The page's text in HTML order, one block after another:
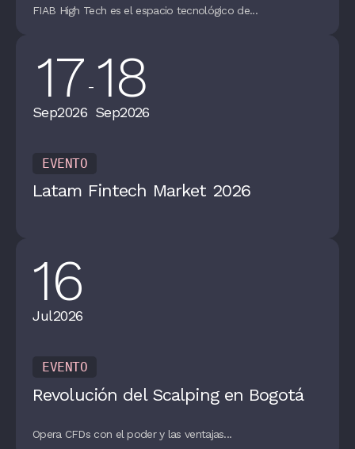
FIAB High Tech es el espacio tecnológico de...
17
Sep2026
- 18
Sep2026
EVENTO
Latam Fintech Market 2026
16
Jul2026
EVENTO
Revolución del Scalping en Bogotá
Opera CFDs con el poder y las ventajas...